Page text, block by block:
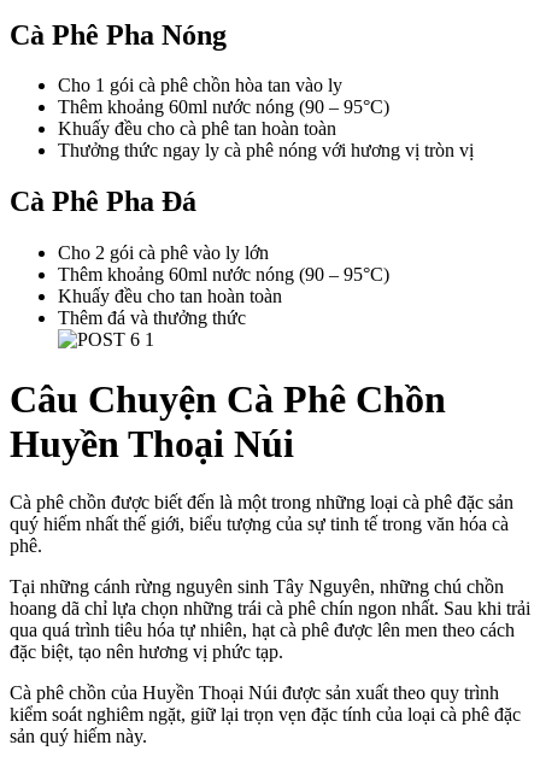
Cà Phê Pha Nóng
Cho 1 gói cà phê chồn hòa tan vào ly
Thêm khoảng 60ml nước nóng (90 – 95°C)
Khuấy đều cho cà phê tan hoàn toàn
Thưởng thức ngay ly cà phê nóng với hương vị tròn vị
Cà Phê Pha Đá
Cho 2 gói cà phê vào ly lớn
Thêm khoảng 60ml nước nóng (90 – 95°C)
Khuấy đều cho tan hoàn toàn
Thêm đá và thưởng thức
Câu Chuyện Cà Phê Chồn
Huyền Thoại Núi
Cà phê chồn được biết đến là một trong những loại cà phê đặc sản
quý hiếm nhất thế giới, biểu tượng của sự tinh tế trong văn hóa cà
phê.
Tại những cánh rừng nguyên sinh Tây Nguyên, những chú chồn
hoang dã chỉ lựa chọn những trái cà phê chín ngon nhất. Sau khi trải
qua quá trình tiêu hóa tự nhiên, hạt cà phê được lên men theo cách
đặc biệt, tạo nên hương vị phức tạp.
Cà phê chồn của Huyền Thoại Núi được sản xuất theo quy trình
kiểm soát nghiêm ngặt, giữ lại trọn vẹn đặc tính của loại cà phê đặc
sản quý hiếm này.